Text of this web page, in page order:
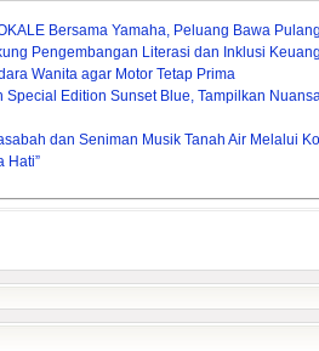
Bersama Yamaha, Peluang Bawa
Pengembangan Literasi dan Inklusi
Wanita agar Motor Tetap Prima
Special Edition Sunset Blue, Tampilkan
dan Seniman Musik Tanah Air Melalui
Hati”